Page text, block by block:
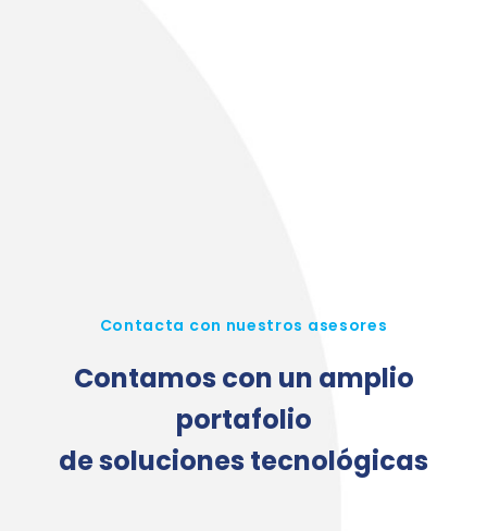
Contacta con nuestros asesores
Contamos con un amplio
portafolio
de soluciones tecnológicas